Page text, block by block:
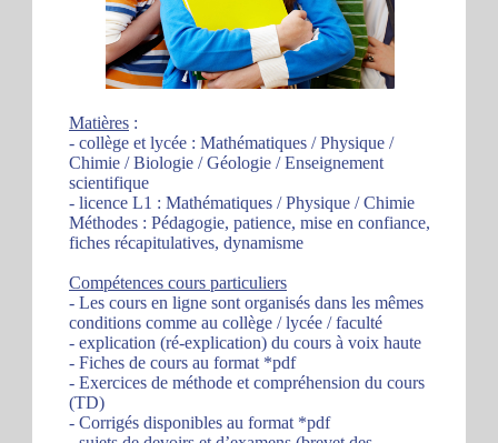
Matières :
- collège et lycée : Mathématiques / Physique /
Chimie / Biologie / Géologie / Enseignement
scientifique
- licence L1 : Mathématiques / Physique / Chimie
Méthodes : Pédagogie, patience, mise en confiance,
fiches récapitulatives, dynamisme
Compétences cours particuliers
- Les cours en ligne sont organisés dans les mêmes
conditions comme au collège / lycée / faculté
- explication (ré-explication) du cours à voix haute
- Fiches de cours au format *pdf
- Exercices de méthode et compréhension du cours
(TD)
- Corrigés disponibles au format *pdf